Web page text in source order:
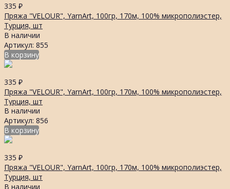
335 ₽
Пряжа "VELOUR", YarnArt, 100гр, 170м, 100% микрополиэстер,
Турция, шт
В наличии
Артикул: 855
В корзину
335 ₽
Пряжа "VELOUR", YarnArt, 100гр, 170м, 100% микрополиэстер,
Турция, шт
В наличии
Артикул: 856
В корзину
335 ₽
Пряжа "VELOUR", YarnArt, 100гр, 170м, 100% микрополиэстер,
Турция, шт
В наличии